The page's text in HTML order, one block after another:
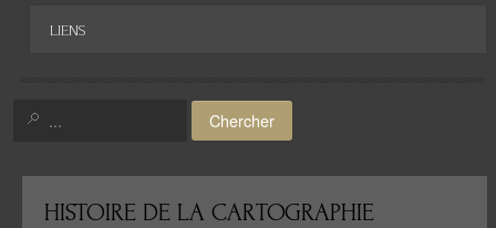
Moyen-Orient
Histoire de la cartographie
Cartes insolites, anciennes...
LIENS
Chercher
HISTOIRE DE LA CARTOGRAPHIE